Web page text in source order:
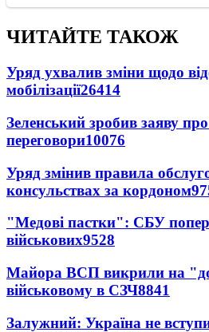
ЧИТАЙТЕ ТАКОЖ
Уряд ухвалив зміни щодо
мобілізації26414
Зеленський зробив заяву
переговори10076
Уряд змінив правила
консульствах за кордоном
"Медові пастки": СБУ
військових9528
Майора ВСП викрили на
військовому в СЗЧ8841
Залужний: Україна не